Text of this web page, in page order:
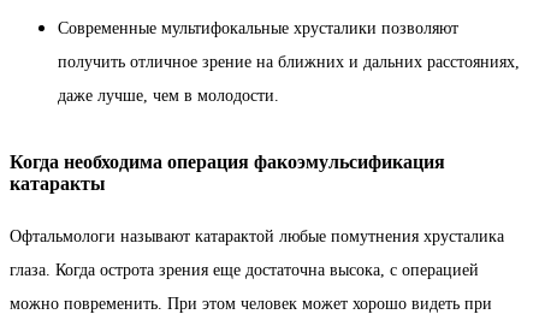
Современные мультифокальные хрусталики позволяют
получить отличное зрение на ближних и дальних расстояниях,
даже лучше, чем в молодости.
Когда необходима операция факоэмульсификация
катаракты
Офтальмологи называют катарактой любые помутнения хрусталика
глаза. Когда острота зрения еще достаточна высока, с операцией
можно повременить. При этом человек может хорошо видеть при